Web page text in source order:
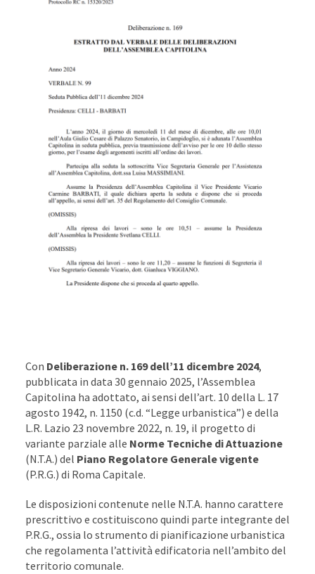
Con Deliberazione n. 169 dell’11 dicembre 2024,
pubblicata in data 30 gennaio 2025, l’Assemblea
Capitolina ha adottato, ai sensi dell’art. 10 della L. 17
agosto 1942, n. 1150 (c.d. “Legge urbanistica”) e della
L.R. Lazio 23 novembre 2022, n. 19, il progetto di
variante parziale alle Norme Tecniche di Attuazione
(N.T.A.) del Piano Regolatore Generale vigente
(P.R.G.) di Roma Capitale.
Le disposizioni contenute nelle N.T.A. hanno carattere
prescrittivo e costituiscono quindi parte integrante del
P.R.G., ossia lo strumento di pianificazione urbanistica
che regolamenta l’attività edificatoria nell’ambito del
territorio comunale.